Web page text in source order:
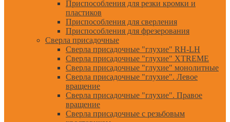
Приспособления для резки кромки и
пластиков
Приспособления для сверления
Приспособления для фрезерования
Сверла присадочные
Сверла присадочные "глухие" RH-LH
Сверла присадочные "глухие" XTREME
Сверла присадочные "глухие" монолитные
Сверла присадочные "глухие". Левое
вращение
Сверла присадочные "глухие". Правое
вращение
Сверла присадочные с резьбовым